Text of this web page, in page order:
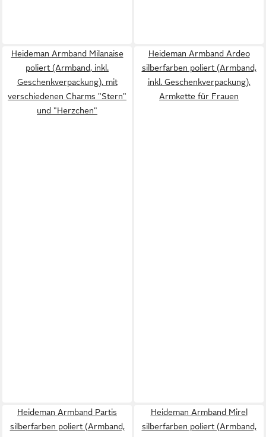
Heideman Armband Milanaise
poliert (Armband, inkl.
Geschenkverpackung), mit
verschiedenen Charms "Stern"
und "Herzchen"
Heideman Armband Ardeo
silberfarben poliert (Armband,
inkl. Geschenkverpackung),
Armkette für Frauen
Heideman Armband Partis
silberfarben poliert (Armband,
Heideman Armband Mirel
silberfarben poliert (Armband,